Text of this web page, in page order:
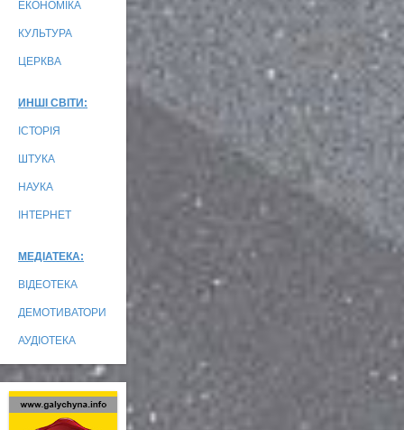
ЕКОНОМІКА
КУЛЬТУРА
ЦЕРКВА
ИНШІ СВІТИ:
ІСТОРІЯ
ШТУКА
НАУКА
ІНТЕРНЕТ
МЕДІАТЕКА:
ВІДЕОТЕКА
ДЕМОТИВАТОРИ
АУДІОТЕКА